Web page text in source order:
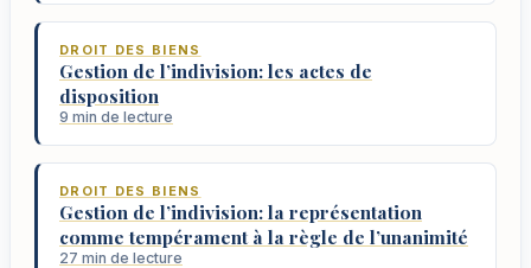
DROIT DES BIENS
Gestion de l’indivision: les actes de
disposition
9 min de lecture
DROIT DES BIENS
Gestion de l’indivision: la représentation
comme tempérament à la règle de l’unanimité
27 min de lecture